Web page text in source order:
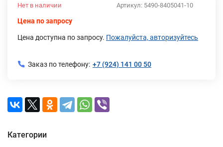
Артикул: 5490-8405041-10
Нет в наличии
Цена по запросу
Цена доступна по запросу. Пожалуйста, авторизуйтесь
Заказ по телефону: +7 (924) 141 00 50
Категории